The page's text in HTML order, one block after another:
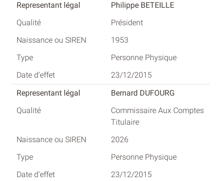
Philippe BETEILLE
Président
1953
Personne Physique
23/12/2015
Bernard DUFOURG
Commissaire Aux Comptes
Titulaire
2026
Personne Physique
23/12/2015